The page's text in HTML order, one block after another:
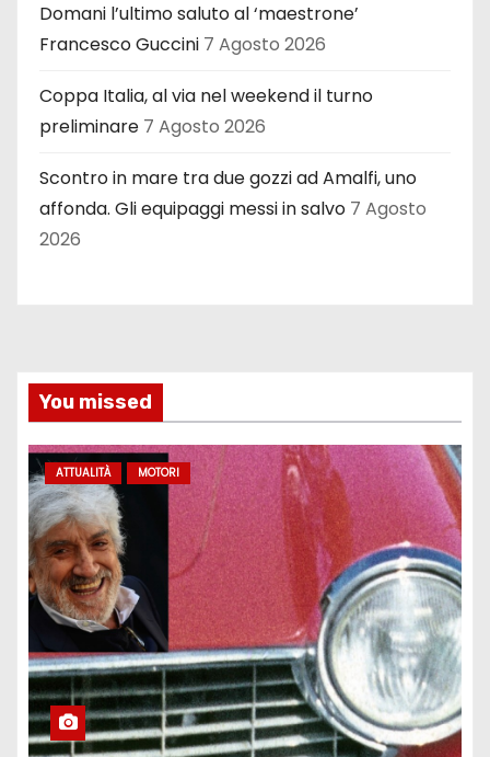
Domani l’ultimo saluto al ‘maestrone’
Francesco Guccini 7 Agosto 2026
Coppa Italia, al via nel weekend il turno
preliminare 7 Agosto 2026
Scontro in mare tra due gozzi ad Amalfi, uno
affonda. Gli equipaggi messi in salvo 7 Agosto
2026
You missed
ATTUALITÀ MOTORI